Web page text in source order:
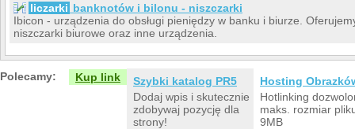
liczarki banknotów i bilonu - niszczarki
Ibicon - urządzenia do obsługi pieniędzy w banku i biurze.
niszczarki biurowe oraz inne urządzenia.
Polecamy: Kup link
Szybki katalog PR5
Dodaj wpis i skutecznie
zdobywaj pozycję dla
strony!
Hosting
Hotlinking
maks. rozmiar
9MB